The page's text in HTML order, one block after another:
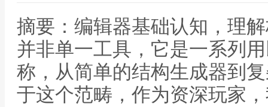
摘要：编辑器基础认知，理
并非单一工具，它是一系列
称，从简单的结构生成器到
于这个范畴，作为资深玩家